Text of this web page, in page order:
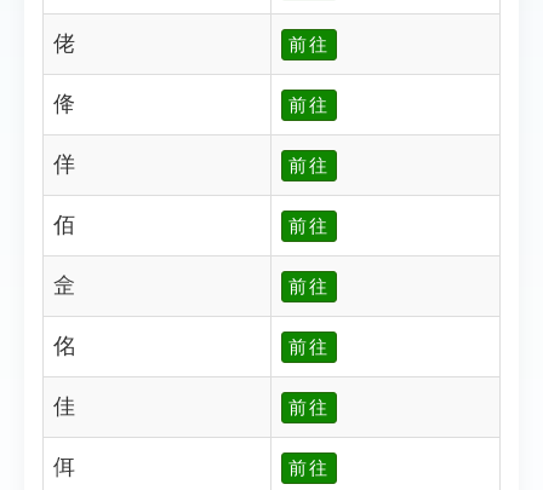
佬 前往
佭 前往
佯 前往
佰 前往
佱 前往
佲 前往
佳 前往
佴 前往